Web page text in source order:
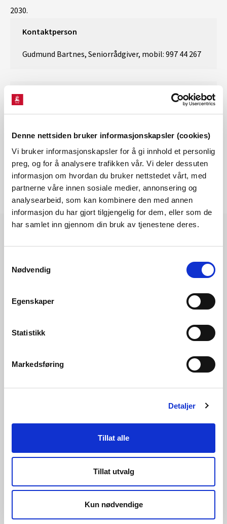
Denne nettsiden bruker informasjonskapsler (cookies)
Vi bruker informasjonskapsler for å gi innhold et personlig
preg, og for å analysere trafikken vår. Vi deler dessuten
informasjon om hvordan du bruker nettstedet vårt, med
partnerne våre innen sosiale medier, annonsering og
analysearbeid, som kan kombinere den med annen
informasjon du har gjort tilgjengelig for dem, eller som de
har samlet inn gjennom din bruk av tjenestene deres.
Nødvendig
Egenskaper
Statistikk
Markedsføring
Detaljer
Tillat alle
Tillat utvalg
Kun nødvendige
2030.
Kontaktperson
Gudmund Bartnes​, Seniorrådgiver, mobil: 997 44 267
Lenke:
Kraftmarkedsanalyse mot 2030
Viktig at kraftprodusentene tar hensyn til
forsyningssikkerheten